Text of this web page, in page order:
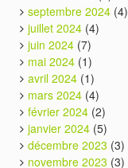
septembre 2024 (4)
juillet 2024 (4)
juin 2024 (7)
mai 2024 (1)
avril 2024 (1)
mars 2024 (4)
février 2024 (2)
janvier 2024 (5)
décembre 2023 (3)
novembre 2023 (3)